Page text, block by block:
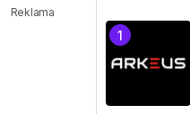
Reklama